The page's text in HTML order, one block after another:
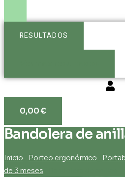
RESULTADOS
0,00€
Bandolera de
Inicio Porteo ergonómico
de 3 meses